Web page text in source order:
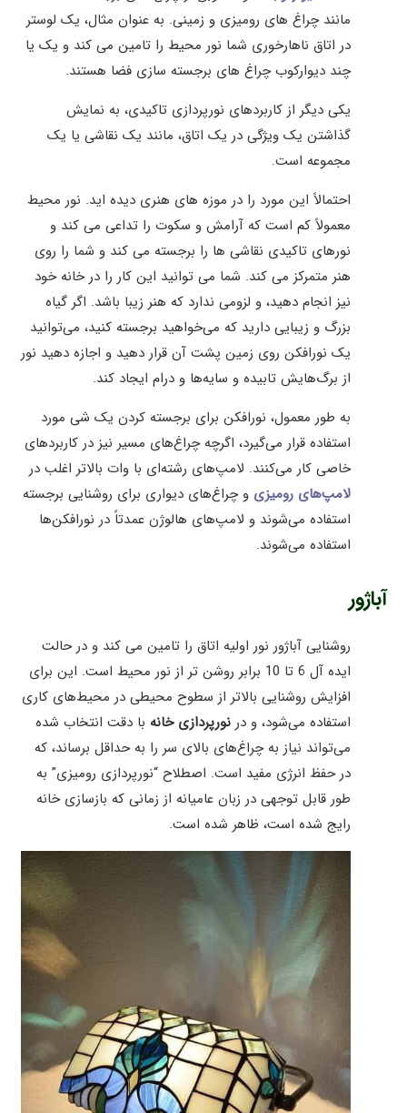
مانند چراغ های رومیزی و زمینی. به عنوان مثال، یک لوستر
در اتاق ناهارخوری شما نور محیط را تامین می کند و یک یا
چند دیوارکوب چراغ های برجسته سازی فضا هستند.
یکی دیگر از کاربردهای نورپردازی تاکیدی، به نمایش
گذاشتن یک ویژگی در یک اتاق، مانند یک نقاشی یا یک
مجموعه است.
احتمالاً این مورد را در موزه های هنری دیده اید. نور محیط
معمولاً کم است که آرامش و سکوت را تداعی می کند و
نورهای تاکیدی نقاشی ها را برجسته می کند و شما را روی
هنر متمرکز می کند. شما می توانید این کار را در خانه خود
نیز انجام دهید، و لزومی ندارد که هنر زیبا باشد. اگر گیاه
بزرگ و زیبایی دارید که می‌خواهید برجسته کنید، می‌توانید
یک نورافکن روی زمین پشت آن قرار دهید و اجازه دهید نور
از برگ‌هایش تابیده و سایه‌ها و درام ایجاد کند.
به طور معمول، نورافکن برای برجسته کردن یک شی مورد
استفاده قرار می‌گیرد، اگرچه چراغ‌های مسیر نیز در کاربردهای
خاصی کار می‌کنند. لامپ‌های رشته‌ای با وات بالاتر اغلب در
لامپ‌های رومیزی و چراغ‌های دیواری برای روشنایی برجسته
استفاده می‌شوند و لامپ‌های هالوژن عمدتاً در نورافکن‌ها
استفاده می‌شوند.
آباژور
روشنایی آباژور نور اولیه اتاق را تامین می کند و در حالت
ایده آل 6 تا 10 برابر روشن تر از نور محیط است. این برای
افزایش روشنایی بالاتر از سطوح محیطی در محیط‌های کاری
استفاده می‌شود، و درنورپردازی خانه با دقت انتخاب شده
می‌تواند نیاز به چراغ‌های بالای سر را به حداقل برساند، که
در حفظ انرژی مفید است. اصطلاح “نورپردازی رومیزی” به
طور قابل توجهی در زبان عامیانه از زمانی که بازسازی خانه
رایج شده است، ظاهر شده است.